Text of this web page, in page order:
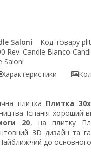
Saloni Код товару
Характеристики
плитка Плитка
Іспанія хороший
20, на плитку
3D дизайн та
до